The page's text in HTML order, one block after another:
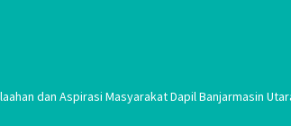
dan Aspirasi Masyarakat Dapil Banjarmasin